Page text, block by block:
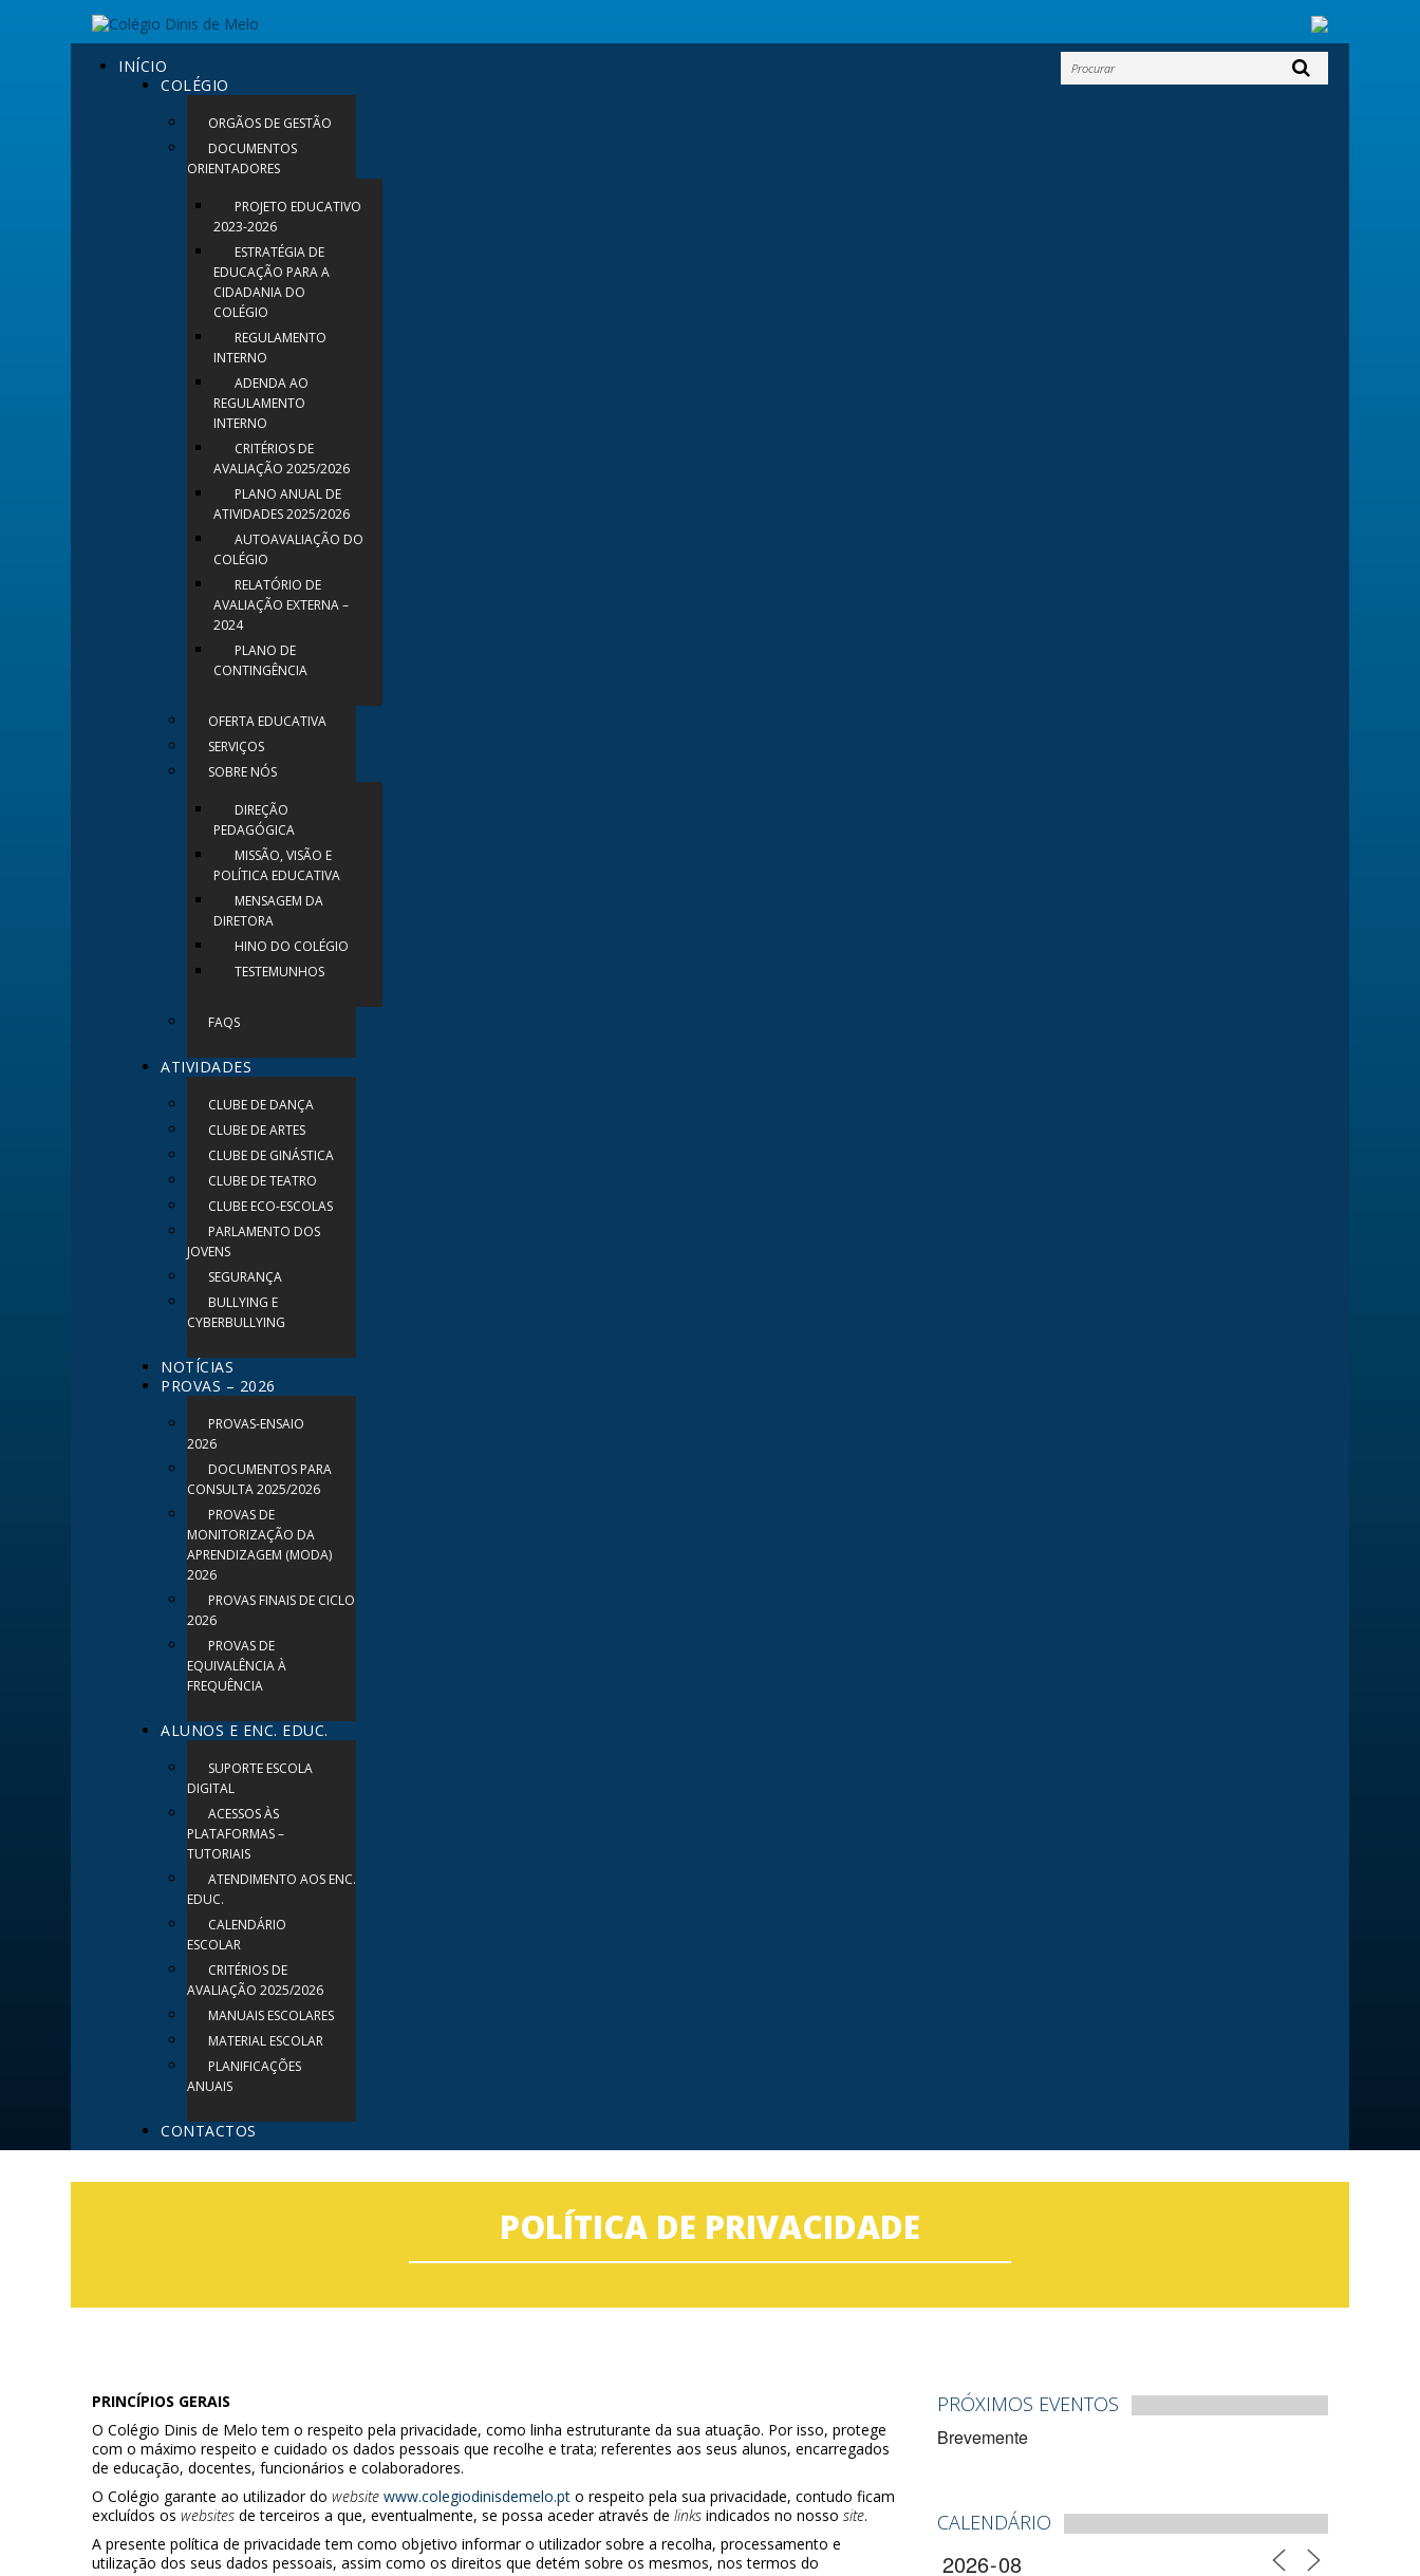
INÍCIO
COLÉGIO
ORGÃOS DE GESTÃO
DOCUMENTOS
ORIENTADORES
PROJETO EDUCATIVO
2023-2026
ESTRATÉGIA DE
EDUCAÇÃO PARA A
CIDADANIA DO
COLÉGIO
REGULAMENTO
INTERNO
ADENDA AO
REGULAMENTO
INTERNO
CRITÉRIOS DE
AVALIAÇÃO 2025/2026
PLANO ANUAL DE
ATIVIDADES 2025/2026
AUTOAVALIAÇÃO DO
COLÉGIO
RELATÓRIO DE
AVALIAÇÃO EXTERNA –
2024
PLANO DE
CONTINGÊNCIA
OFERTA EDUCATIVA
SERVIÇOS
SOBRE NÓS
DIREÇÃO
PEDAGÓGICA
MISSÃO, VISÃO E
POLÍTICA EDUCATIVA
MENSAGEM DA
DIRETORA
HINO DO COLÉGIO
TESTEMUNHOS
FAQS
ATIVIDADES
CLUBE DE DANÇA
CLUBE DE ARTES
CLUBE DE GINÁSTICA
CLUBE DE TEATRO
CLUBE ECO-ESCOLAS
PARLAMENTO DOS
JOVENS
SEGURANÇA
BULLYING E
CYBERBULLYING
NOTÍCIAS
PROVAS – 2026
PROVAS-ENSAIO
2026
DOCUMENTOS PARA
CONSULTA 2025/2026
PROVAS DE
MONITORIZAÇÃO DA
APRENDIZAGEM (MODA)
2026
PROVAS FINAIS DE CICLO
2026
PROVAS DE
EQUIVALÊNCIA À
FREQUÊNCIA
ALUNOS E ENC. EDUC.
SUPORTE ESCOLA
DIGITAL
ACESSOS ÀS
PLATAFORMAS –
TUTORIAIS
ATENDIMENTO AOS ENC.
EDUC.
CALENDÁRIO
ESCOLAR
CRITÉRIOS DE
AVALIAÇÃO 2025/2026
MANUAIS ESCOLARES
MATERIAL ESCOLAR
PLANIFICAÇÕES
ANUAIS
CONTACTOS
POLÍTICA DE PRIVACIDADE
PRINCÍPIOS GERAIS
O Colégio Dinis de Melo tem o respeito pela privacidade, como linha estruturante da sua atuação. Por isso, protege
com o máximo respeito e cuidado os dados pessoais que recolhe e trata; referentes aos seus alunos, encarregados
de educação, docentes, funcionários e colaboradores.
O Colégio garante ao utilizador do website www.colegiodinisdemelo.pt o respeito pela sua privacidade, contudo ficam
excluídos os websites de terceiros a que, eventualmente, se possa aceder através de links indicados no nosso site.
A presente política de privacidade tem como objetivo informar o utilizador sobre a recolha, processamento e
utilização dos seus dados pessoais, assim como os direitos que detém sobre os mesmos, nos termos do
PRÓXIMOS EVENTOS
Brevemente
CALENDÁRIO